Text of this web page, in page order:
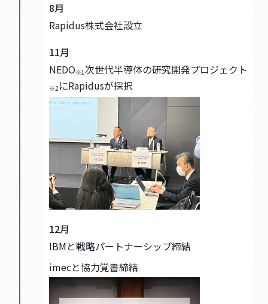
8月
Rapidus株式会社設立
11月
NEDO※1次世代半導体の研究開発プロジェクト
※2にRapidusが採択
12月
IBMと戦略パートナーシップ締結
imecと協力覚書締結